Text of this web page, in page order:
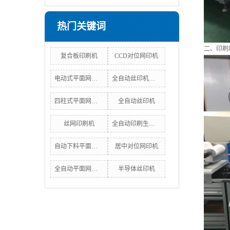
热门关键词
复合板印刷机 CCD对位网印机
电动式平面网印机 全自动丝印机价格
四柱式平面网印机 全自动丝印机
丝网印刷机 全自动印刷生产线
自动下料平面网印机 居中对位网印机
全自动平面网印机 半导体丝印机
二、印刷